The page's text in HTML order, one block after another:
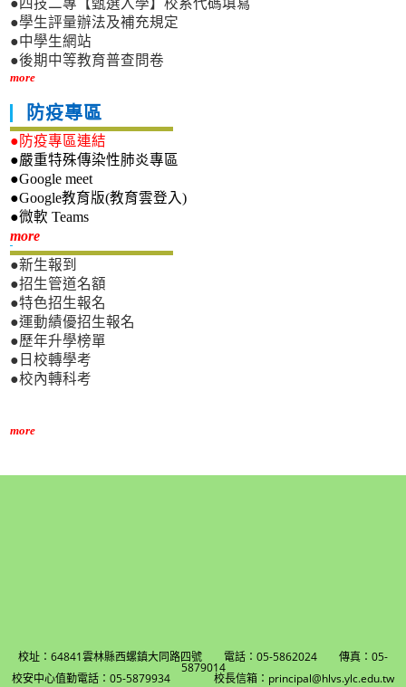
●四技二專【甄選入學】校系代碼填寫
●學生評量辦法及補充規定
●中學生網站
●後期中等教育普查問卷
more
防疫專區
●防疫專區連結
●嚴重特殊傳染性肺炎專區
●Google meet
●Google教育版(教育雲登入)
●微軟 Teams
more新生專區
●新生報到
●招生管道名額
●特色招生報名
●運動績優招生報名
●歷年升學榜單
●日校轉學考
●校內轉科考
more
校址：64841雲林縣西螺鎮大同路四號 電話：05-5862024 傳真：05-
5879014
校安中心值勤電話：05-5879934 校長信箱：principal@hlvs.ylc.edu.tw